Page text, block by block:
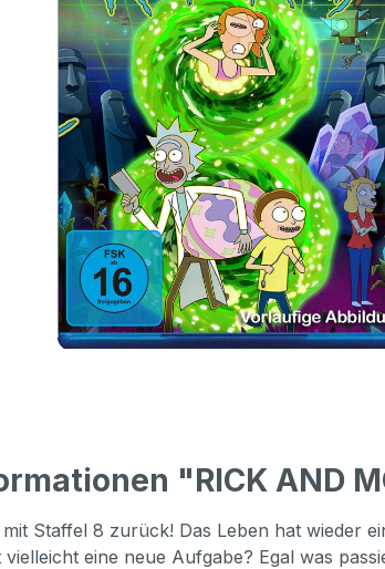
"RICK AND
Staffel 8 zurück! Das Leben hat wieder
eine neue Aufgabe? Egal was